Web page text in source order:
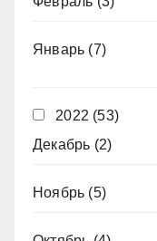
Январь (7)
2022 (53)
Декабрь (2)
Ноябрь (5)